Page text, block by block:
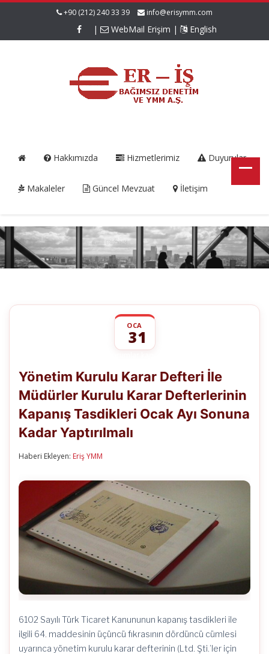
+90 (212) 240 33 39 info@erisymm.com
| WebMail Erişim | English
Hakkımızda Hizmetlerimiz Duyurular
Makaleler Güncel Mevzuat İletişim
OCA
31
Karar
Defteri
İle
Kurulu
Karar
Defterlerinin
Sonuna
Kadar
Yaptırılmalı
için
Yönetim Kurulu Karar Defteri İle
Müdürler Kurulu Karar Defterlerinin
Kapanış Tasdikleri Ocak Ayı Sonuna
Kadar Yaptırılmalı
Haberi Ekleyen: Eriş YMM
6102 Sayılı Türk Ticaret Kanununun kapanış tasdikleri ile
ilgili 64. maddesinin üçüncü fıkrasının dördüncü cümlesi
uyarınca yönetim kurulu karar defterinin (Ltd. Şti.’ler için